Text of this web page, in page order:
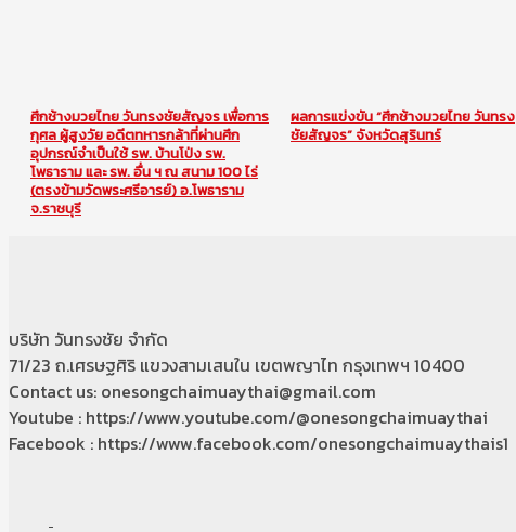
ศึกช้างมวยไทย วันทรงชัยสัญจร เพื่อการ
กุศล ผู้สูงวัย อดีตทหารกล้าที่ผ่านศึก
อุปกรณ์จำเป็นใช้ รพ. บ้านโป่ง รพ.
โพธาราม และ รพ. อื่น ฯ ณ สนาม 100 ไร่
(ตรงข้ามวัดพระศรีอารย์) อ.โพธาราม
จ.ราชบุรี
ผลการแข่งขัน “ศึกช้างมวยไทย วันทรง
ชัยสัญจร” จังหวัดสุรินทร์
บริษัท วันทรงชัย จำกัด
71/23 ถ.เศรษฐศิริ แขวงสามเสนใน เขตพญาไท กรุงเทพฯ 10400
Contact us: onesongchaimuaythai@gmail.com
Youtube : https://www.youtube.com/@onesongchaimuaythai
Facebook : https://www.facebook.com/onesongchaimuaythais1